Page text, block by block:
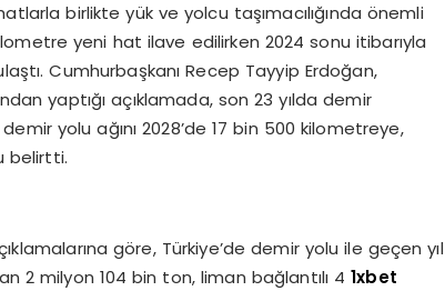
birlikte yük ve yolcu taşımacılığında önemli
yeni hat ilave edilirken 2024 sonu itibarıyla
Cumhurbaşkanı Recep Tayyip Erdoğan,
yaptığı açıklamada, son 23 yılda demir
yolu ağını 2028’de 17 bin 500 kilometreye,
belirtti.
göre, Türkiye’de demir yolu ile geçen yıl
2 milyon 104 bin ton, liman bağlantılı 41xbet